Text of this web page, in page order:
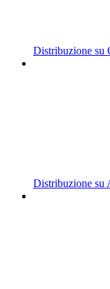
Distribuzione su
Distribuzione su